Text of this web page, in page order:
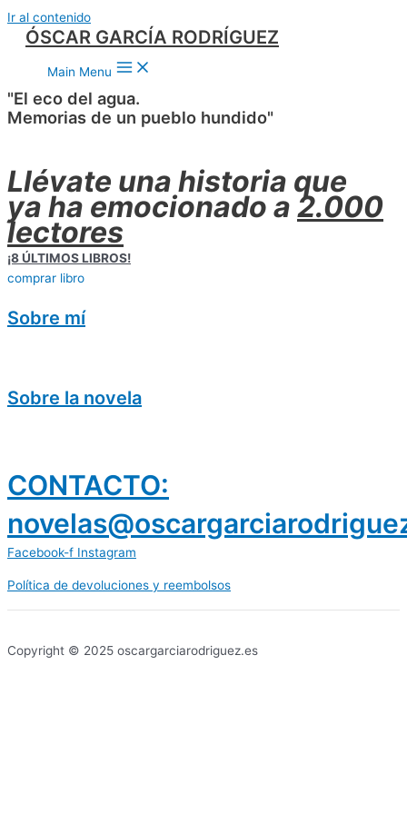
Ir al contenido
ÓSCAR GARCÍA RODRÍGUEZ
Main Menu
"El eco del agua.
Memorias de un pueblo hundido"
Llévate una historia que
ya ha emocionado a 2.000
lectores
¡8 ÚLTIMOS LIBROS!
comprar libro
Sobre mí
Sobre la novela
CONTACTO:
Facebook-f Instagram
Política de devoluciones y reembolsos
Copyright © 2025 oscargarciarodriguez.es